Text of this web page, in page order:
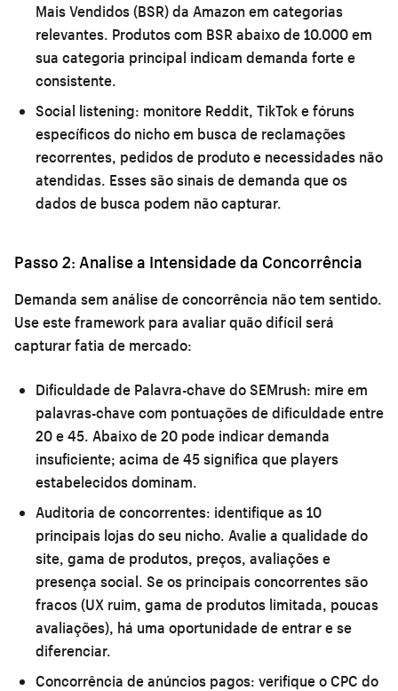
Mais Vendidos (BSR) da Amazon em categorias
relevantes. Produtos com BSR abaixo de 10.000 em
sua categoria principal indicam demanda forte e
consistente.
Social listening: monitore Reddit, TikTok e fóruns
específicos do nicho em busca de reclamações
recorrentes, pedidos de produto e necessidades não
atendidas. Esses são sinais de demanda que os
dados de busca podem não capturar.
Passo 2: Analise a Intensidade da Concorrência
Demanda sem análise de concorrência não tem sentido.
Use este framework para avaliar quão difícil será
capturar fatia de mercado:
Dificuldade de Palavra-chave do SEMrush: mire em
palavras-chave com pontuações de dificuldade entre
20 e 45. Abaixo de 20 pode indicar demanda
insuficiente; acima de 45 significa que players
estabelecidos dominam.
Auditoria de concorrentes: identifique as 10
principais lojas do seu nicho. Avalie a qualidade do
site, gama de produtos, preços, avaliações e
presença social. Se os principais concorrentes são
fracos (UX ruim, gama de produtos limitada, poucas
avaliações), há uma oportunidade de entrar e se
diferenciar.
Concorrência de anúncios pagos: verifique o CPC do